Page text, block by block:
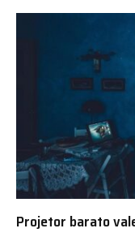
Projetor barato